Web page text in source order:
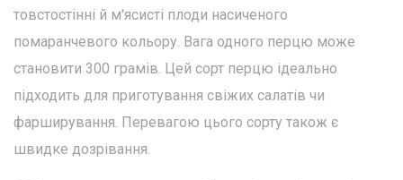
товстостінні й м'ясисті плоди насиченого
помаранчевого кольору. Вага одного перцю може
становити 300 грамів. Цей сорт перцю ідеально
підходить для приготування свіжих салатів чи
фарширування. Перевагою цього сорту також є
швидке дозрівання.